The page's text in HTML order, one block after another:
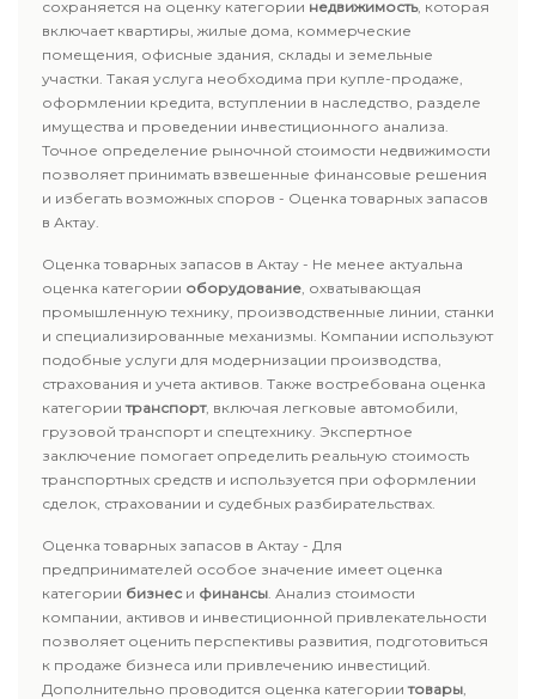
сохраняется на оценку категории недвижимость, которая
включает квартиры, жилые дома, коммерческие
помещения, офисные здания, склады и земельные
участки. Такая услуга необходима при купле-продаже,
оформлении кредита, вступлении в наследство, разделе
имущества и проведении инвестиционного анализа.
Точное определение рыночной стоимости недвижимости
позволяет принимать взвешенные финансовые решения
и избегать возможных споров - Оценка товарных запасов
в Актау.
Оценка товарных запасов в Актау - Не менее актуальна
оценка категории оборудование, охватывающая
промышленную технику, производственные линии, станки
и специализированные механизмы. Компании используют
подобные услуги для модернизации производства,
страхования и учета активов. Также востребована оценка
категориитранспорт, включая легковые автомобили,
грузовой транспорт и спецтехнику. Экспертное
заключение помогает определить реальную стоимость
транспортных средств и используется при оформлении
сделок, страховании и судебных разбирательствах.
Оценка товарных запасов в Актау - Для
предпринимателей особое значение имеет оценка
категории бизнес и финансы. Анализ стоимости
компании, активов и инвестиционной привлекательности
позволяет оценить перспективы развития, подготовиться
к продаже бизнеса или привлечению инвестиций.
Дополнительно проводится оценка категориитовары,